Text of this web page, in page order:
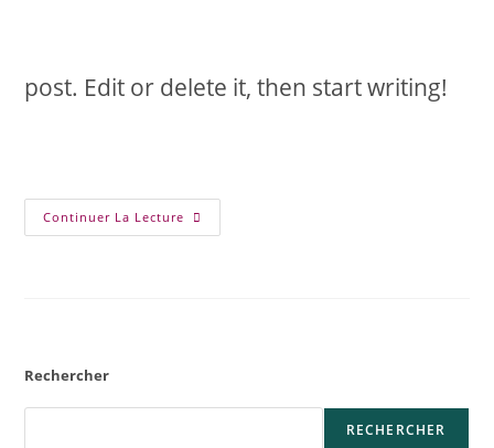
post. Edit or delete it, then start writing!
Continuer La Lecture
Rechercher
RECHERCHER